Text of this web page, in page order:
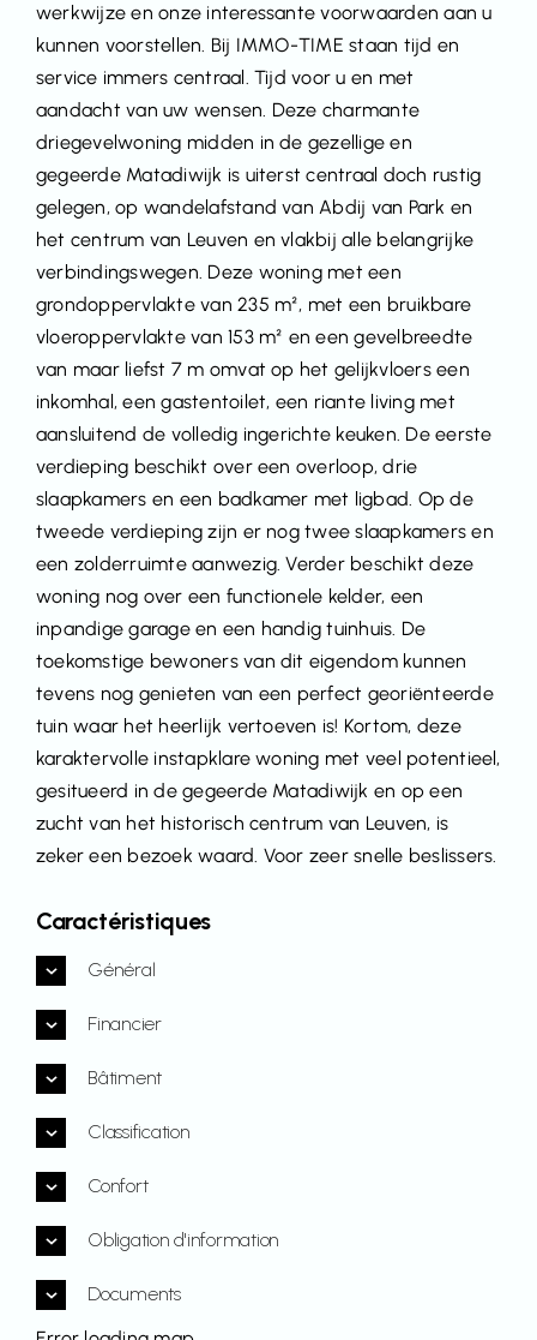
werkwijze en onze interessante voorwaarden aan u
kunnen voorstellen. Bij IMMO-TIME staan tijd en
service immers centraal. Tijd voor u en met
aandacht van uw wensen. Deze charmante
driegevelwoning midden in de gezellige en
gegeerde Matadiwijk is uiterst centraal doch rustig
gelegen, op wandelafstand van Abdij van Park en
het centrum van Leuven en vlakbij alle belangrijke
verbindingswegen. Deze woning met een
grondoppervlakte van 235 m², met een bruikbare
vloeroppervlakte van 153 m² en een gevelbreedte
van maar liefst 7 m omvat op het gelijkvloers een
inkomhal, een gastentoilet, een riante living met
aansluitend de volledig ingerichte keuken. De eerste
verdieping beschikt over een overloop, drie
slaapkamers en een badkamer met ligbad. Op de
tweede verdieping zijn er nog twee slaapkamers en
een zolderruimte aanwezig. Verder beschikt deze
woning nog over een functionele kelder, een
inpandige garage en een handig tuinhuis. De
toekomstige bewoners van dit eigendom kunnen
tevens nog genieten van een perfect georiënteerde
tuin waar het heerlijk vertoeven is! Kortom, deze
karaktervolle instapklare woning met veel potentieel,
gesitueerd in de gegeerde Matadiwijk en op een
zucht van het historisch centrum van Leuven, is
zeker een bezoek waard. Voor zeer snelle beslissers.
Caractéristiques
Général
Financier
Bâtiment
Classification
Confort
Obligation d'information
Documents